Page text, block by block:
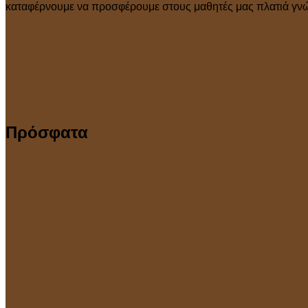
καταφέρνουμε να προσφέρουμε στους μαθητές μας πλατιά
Πρόσφατα